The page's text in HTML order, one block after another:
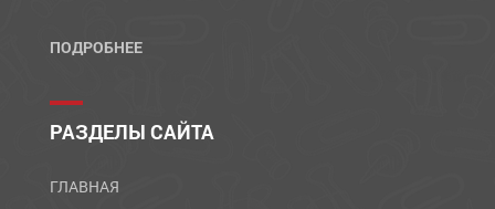
ПОДРОБНЕЕ
РАЗДЕЛЫ САЙТА
ГЛАВНАЯ